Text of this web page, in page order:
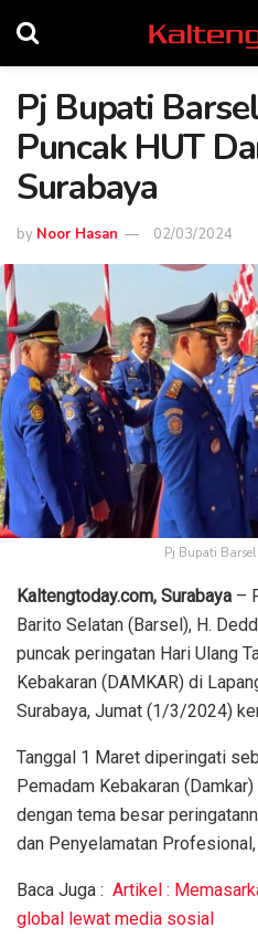
Pj Bupati
Puncak HUT
Surabaya
by Noor Hasan 02/03/2024
Pj Bupati
Kaltengtoday.com, Surabaya –
Barito Selatan (Barsel), H.
puncak peringatan Hari Ulang
Kebakaran (DAMKAR) di
Surabaya, Jumat (1/3/2024)
Tanggal 1 Maret diperingati
Pemadam Kebakaran
dengan tema besar
dan Penyelamatan Profesional,
Baca Juga : Artikel :
global lewat media sosial